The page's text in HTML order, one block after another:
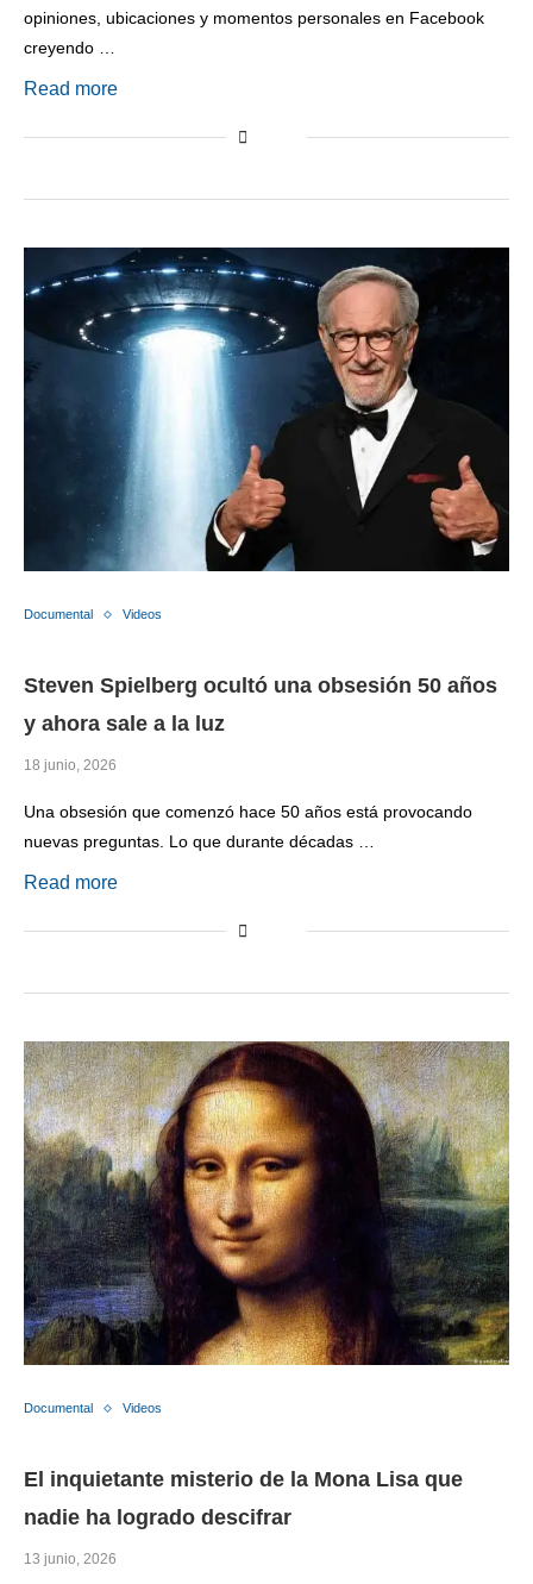
opiniones, ubicaciones y momentos personales en Facebook
creyendo …
Read more
Documental Videos
Steven Spielberg ocultó una obsesión 50 años
y ahora sale a la luz
18 junio, 2026
Una obsesión que comenzó hace 50 años está provocando
nuevas preguntas. Lo que durante décadas …
Read more
Documental Videos
El inquietante misterio de la Mona Lisa que
nadie ha logrado descifrar
13 junio, 2026